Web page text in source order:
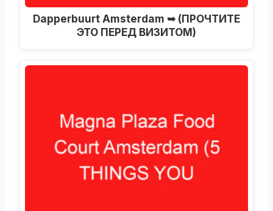
Dapperbuurt Amsterdam ➥ (ПРОЧТИТЕ
ЭТО ПЕРЕД ВИЗИТОМ)